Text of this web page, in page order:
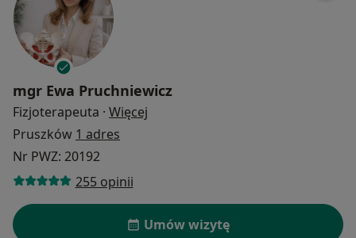
mgr Ewa Pruchniewicz
Fizjoterapeuta · Więcej
Pruszków 1 adres
Nr PWZ: 20192
255 opinii
Umów wizytę